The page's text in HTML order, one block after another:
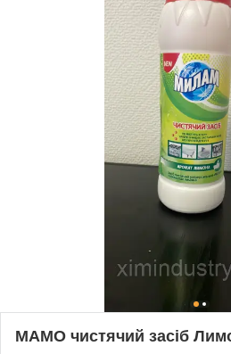
МАМО чистячий засіб